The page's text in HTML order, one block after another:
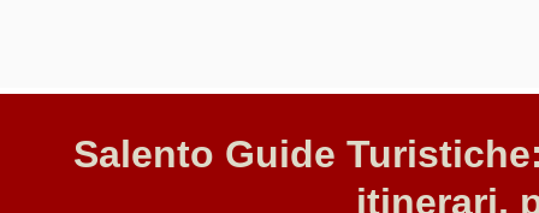
Salento Guide
itinerari,